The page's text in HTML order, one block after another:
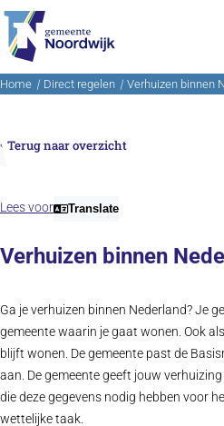
Ga naar de inhoud
Home Direct regelen Verhuizen binnen
Terug naar overzicht
Lees voor Translate
Verhuizen binnen
Ga je verhuizen binnen Nederland? Je
gemeente waarin je gaat wonen. Ook
blijft wonen. De gemeente past de
aan. De gemeente geeft jouw
die deze gegevens nodig hebben voor
wettelijke taak.